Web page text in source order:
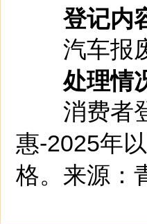
登记内
汽车报
处理情
消费者
惠-2025年
格。来源：